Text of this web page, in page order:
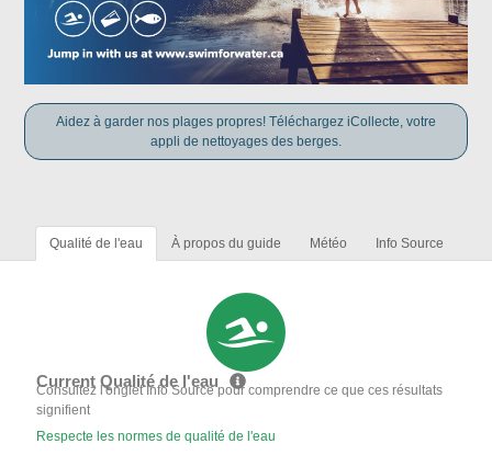
Aidez à garder nos plages propres! Téléchargez iCollecte, votre
appli de nettoyages des berges.
Qualité de l'eau À propos du guide Météo Info Source
Current Qualité de l'eau
Consultez l'onglet Info Source pour comprendre ce que ces résultats
signifient
Respecte les normes de qualité de l'eau